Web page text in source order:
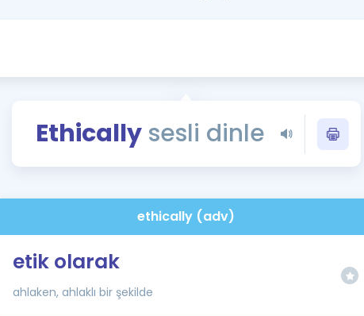
Tüm ÖSYM
YDS - YÖKDİL
İngilizce Gramer
Ethicallysesli dinle
ethically (adv)
etik olarak
ahlaken, ahlaklı bir şekilde